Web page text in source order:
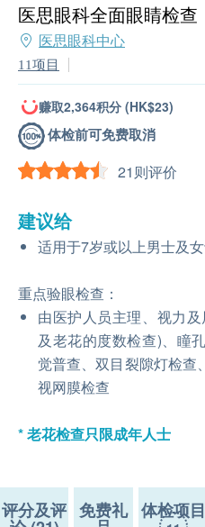
医思眼科全面眼睛检查
医思眼科中心
11项目
赚取2,364积分 (HK$23)
体检前可免费取消
21则评价
建议给
适用于7岁或以上男士及
重点验眼检查：
由医护人员主理、视力
及老花的度数检查)、瞳
觉普查、双目裂隙灯检查
视网膜检查
* 老花检查只限成年人士
评分及评 免费礼 体检项目